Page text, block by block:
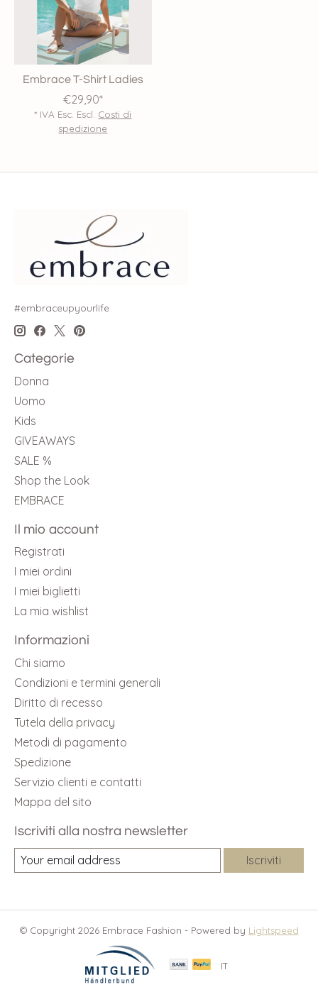
Embrace T-Shirt Ladies
€29,90*
* IVA Esc. Escl. Costi di
spedizione
#embraceupyourlife
Categorie
Donna
Uomo
Kids
GIVEAWAYS
SALE %
Shop the Look
EMBRACE
Il mio account
Registrati
I miei ordini
I miei biglietti
La mia wishlist
Informazioni
Chi siamo
Condizioni e termini generali
Diritto di recesso
Tutela della privacy
Metodi di pagamento
Spedizione
Servizio clienti e contatti
Mappa del sito
Iscriviti alla nostra newsletter
Iscriviti
© Copyright 2026 Embrace Fashion - Powered by Lightspeed
IT